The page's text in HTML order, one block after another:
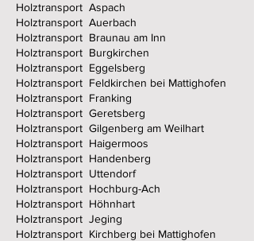
Holztransport Aspach
Holztransport Auerbach
Holztransport Braunau am Inn
Holztransport Burgkirchen
Holztransport Eggelsberg
Holztransport Feldkirchen bei Mattighofen
Holztransport Franking
Holztransport Geretsberg
Holztransport Gilgenberg am Weilhart
Holztransport Haigermoos
Holztransport Handenberg
Holztransport Uttendorf
Holztransport Hochburg-Ach
Holztransport Höhnhart
Holztransport Jeging
Holztransport Kirchberg bei Mattighofen